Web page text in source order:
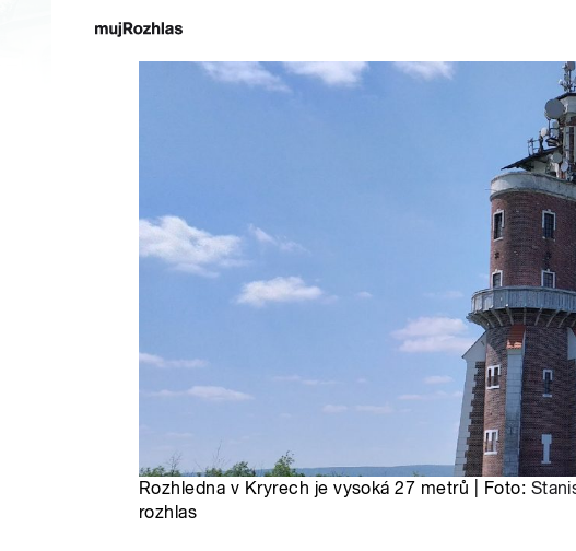
Rozhledna v Kryrech je vysoká 27 metrů | Foto:
rozhlas